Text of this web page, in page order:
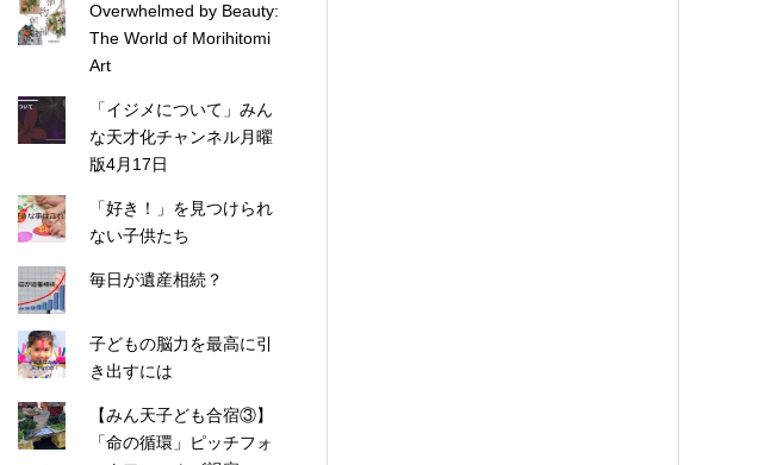
Overwhelmed by Beauty:
The World of Morihitomi
Art
「イジメについて」みん
な天才化チャンネル月曜
版4月17日
「好き！」を見つけられ
ない子供たち
毎日が遺産相続？
子どもの脳力を最高に引
き出すには
【みん天子ども合宿③】
「命の循環」ピッチフォ